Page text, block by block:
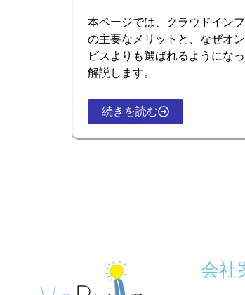
本ページでは、クラウドイン
の主要なメリットと、なぜオ
ビスよりも選ばれるようにな
解説します。
続きを読む
会社